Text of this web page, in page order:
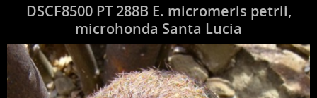
DSCF8500 PT 288B E. micromeris petrii,
microhonda Santa Lucia